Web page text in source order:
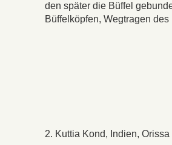
den später die Büffel
Büffelköpfen, Wegtragen
2. Kuttia Kond, Indien,